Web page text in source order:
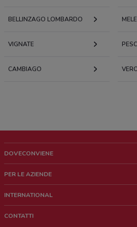
BELLINZAGO LOMBARDO
VIGNATE
CAMBIAGO
DOVECONVIENE
Chi siamo
Lavora con noi
PER LE AZIENDE
Richieste commerciali e marketing
INTERNATIONAL
CONTATTI